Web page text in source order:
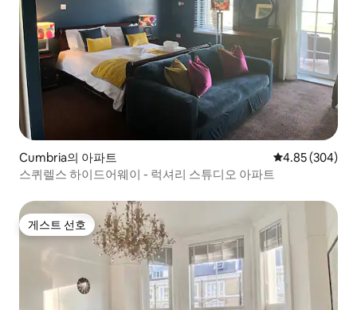
Cumbria의 아파트 평점 4.85점(5
4.85 (304)
스퀴렐스 하이드어웨이 - 럭셔리 스튜디오 아파트
게스트 선호
게스트 선호